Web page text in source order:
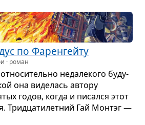
по Фарен­гейту
· роман
неда­ле­кого буду­
она виде­лась автору
годов, когда и писался этот
Трид­ца­ти­лет­ний Гай Монтэг —